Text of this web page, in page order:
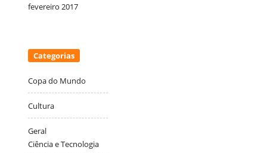
fevereiro 2017
Categorias
Copa do Mundo
Cultura
Geral
Ciência e Tecnologia